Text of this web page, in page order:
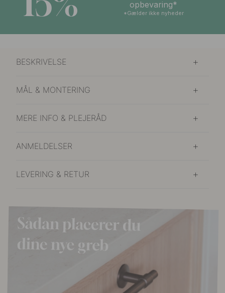
opbevaring*
*Gælder ikke nyheder
BESKRIVELSE
MÅL & MONTERING
MERE INFO & PLEJERÅD
ANMELDELSER
LEVERING & RETUR